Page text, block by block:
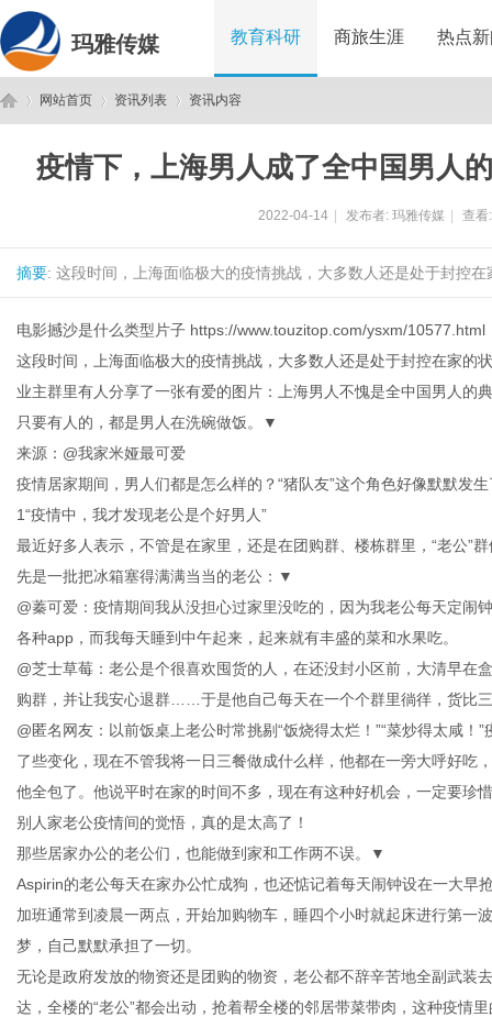
玛雅传媒 教育科研 商旅生涯 热点
网站首页 资讯列表 资讯内容
疫情下，上海男人成了全中国男人
2022-04-14 发布者: 玛雅传媒 查
摘要: 这段时间，上海面临极大的疫情挑战，大多数人还是处于封控
电影撼沙是什么类型片子 https://www.touzitop.com/ysxm/10577.html
这段时间，上海面临极大的疫情挑战，大多数人还是处于封控在家的
业主群里有人分享了一张有爱的图片：上海男人不愧是全中国男人的
只要有人的，都是男人在洗碗做饭。▼
来源：@我家米娅最可爱
疫情居家期间，男人们都是怎么样的？“猪队友”这个角色好像默默发
1“疫情中，我才发现老公是个好男人”
最近好多人表示，不管是在家里，还是在团购群、楼栋群里，“老公”
先是一批把冰箱塞得满满当当的老公：▼
@蓁可爱：疫情期间我从没担心过家里没吃的，因为我老公每天定闹
各种app，而我每天睡到中午起来，起来就有丰盛的菜和水果吃。
@芝士草莓：老公是个很喜欢囤货的人，在还没封小区前，大清早在
购群，并让我安心退群……于是他自己每天在一个个群里徜徉，货比
@匿名网友：以前饭桌上老公时常挑剔“饭烧得太烂！”“菜炒得太咸
了些变化，现在不管我将一日三餐做成什么样，他都在一旁大呼好吃
他全包了。他说平时在家的时间不多，现在有这种好机会，一定要珍
别人家老公疫情间的觉悟，真的是太高了！
那些居家办公的老公们，也能做到家和工作两不误。▼
Aspirin的老公每天在家办公忙成狗，也还惦记着每天闹钟设在一大早
加班通常到凌晨一两点，开始加购物车，睡四个小时就起床进行第一
梦，自己默默承担了一切。
无论是政府发放的物资还是团购的物资，老公都不辞辛苦地全副武装
达，全楼的“老公”都会出动，抢着帮全楼的邻居带菜带肉，这种疫情